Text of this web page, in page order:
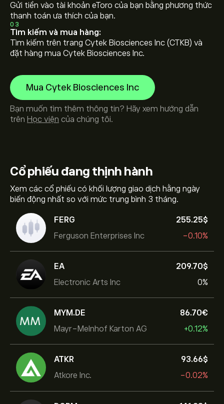
Cổ phiếu đang thịnh hành
Xem các cổ phiếu có khối lượng giao dịch hằng ngày
biến động nhất so với mức trung bình 3 tháng.
FERG
Ferguson Enterprises Inc
255.25‎$‎
-0.10%
EA
Electronic Arts Inc
209.70‎$‎
0%
MYM.DE
Mayr-Melnhof Karton AG
86.70‎€‎
+0.12%
ATKR
Atkore Inc.
93.66‎$‎
-0.02%
Gửi tiền vào tài khoản eToro của bạn bằng phương thức
thanh toán ưa thích của bạn.
03
Tìm kiếm và mua hàng:
Tìm kiếm trên trang Cytek Biosciences Inc (CTKB) và
đặt hàng mua Cytek Biosciences Inc.
Mua Cytek Biosciences Inc
Bạn muốn tìm thêm thông tin? Hãy xem hướng dẫn
trên Học viện của chúng tôi.